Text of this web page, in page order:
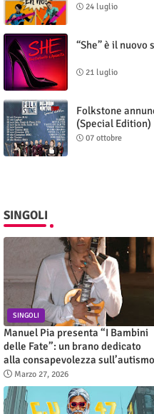
24 luglio
“She” è il
21 luglio
Folkstone
(Special Edition)
07 ottobre
SINGOLI
SINGOLI
Manuel Pia presenta “I Bambini
delle Fate”: un brano dedicato
alla consapevolezza sull’autismo
Marzo 27, 2026